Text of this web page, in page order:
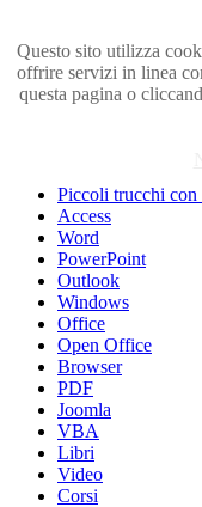
Questo sito utilizza
offrire servizi in linea
questa pagina o
Visita i forum di SOS-
Piccoli trucchi con
Access
Word
PowerPoint
Outlook
Windows
Office
Open Office
Browser
PDF
Joomla
VBA
Libri
Video
Corsi